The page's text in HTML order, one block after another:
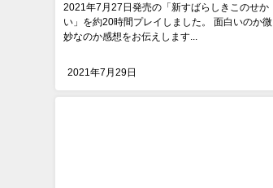
2021年7月27日発売の「新すばらしきこのせか
い」を約20時間プレイしました。 面白いのか微
妙なのか感想をお伝えします...
2021年7月29日